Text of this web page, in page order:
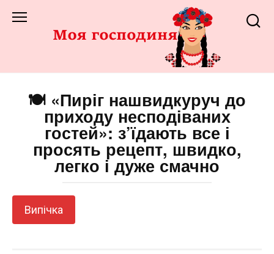
до
🍽️ «Пиріг нашвидкуруч до
приходу несподіваних
гостей»: з’їдають все і
просять рецепт, швидко,
легко і дуже смачно
Випічка